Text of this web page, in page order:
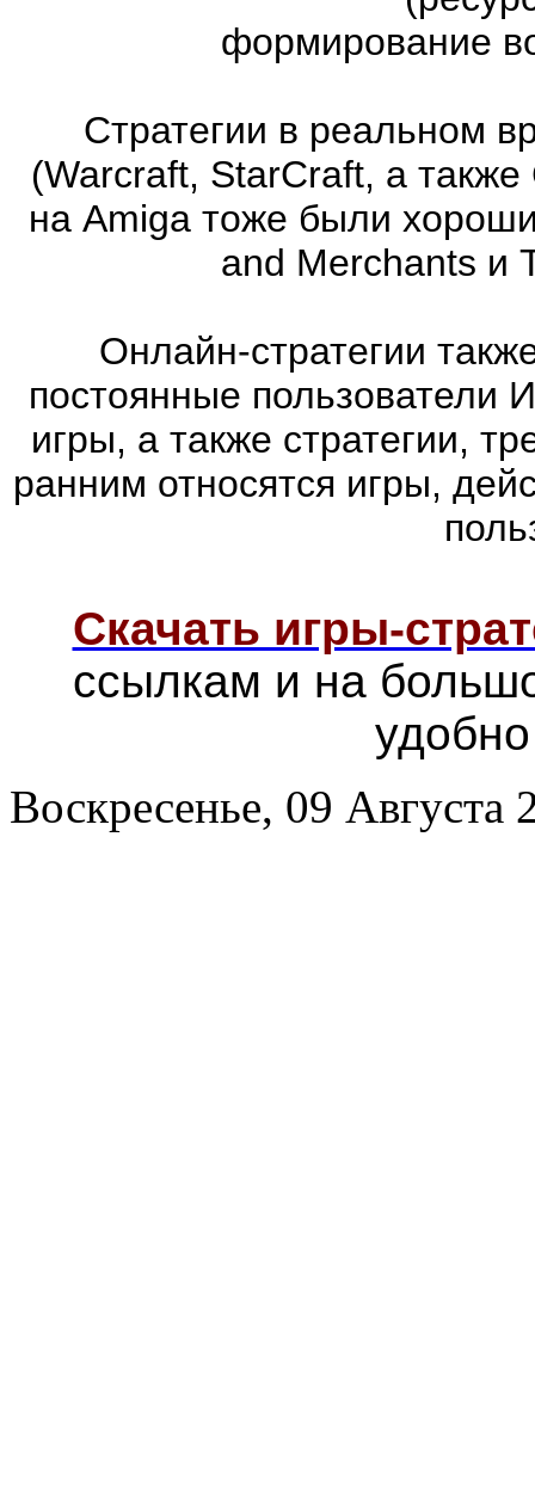
формирование
Стратегии в реальном
(Warcraft, StarCraft, а
на Amiga тоже были
and Merchants и
Онлайн-стратегии
постоянные пользователи
игры, а также стратегии,
ранним относятся игры,
Скачать игры-
ссылкам и на
Воскресенье, 09 Августа